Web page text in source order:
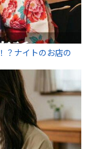
？ナイトのお店の